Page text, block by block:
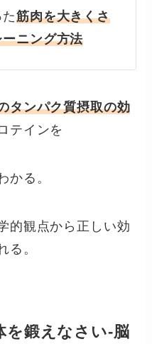
た筋肉を大きくさ
ニング方法
タンパク質摂取の効
テインを
かる。
的観点から正しい効
る。
を鍛えなさい-脳